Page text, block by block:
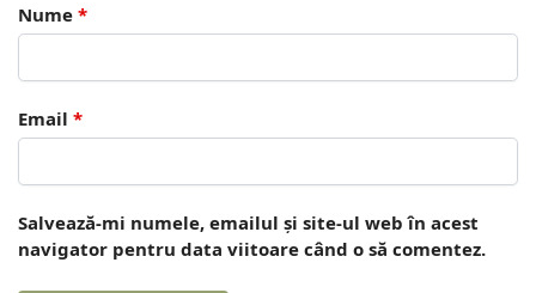
Nume *
Email *
Salvează-mi numele, emailul și site-ul web în acest
navigator pentru data viitoare când o să comentez.